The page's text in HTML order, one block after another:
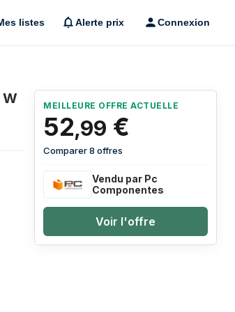
listes Alerte prix Connexion
W
MEILLEURE OFFRE ACTUELLE
52,99 €
Comparer 8 offres
Vendu par Pc
Componentes
Voir l'offre